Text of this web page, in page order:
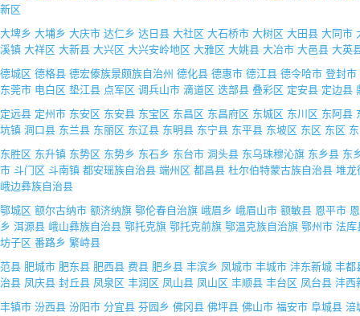
新区
大埤乡 大埔乡 大庆市 达仁乡 达日县 大社区 大石桥市 大树区 大田县 大同市
溪镇 大祥区 大新县 大兴区 大兴安岭地区 大雅区 大姚县 大冶市 大邑县 大英
德城区 德格县 德宏傣族景颇族自治州 德化县 德惠市 德江县 德令哈市 登封市
东莞市 电白区 垫江县 点军区 调兵山市 滴道区 迭部县 叠彩区 定安县 定边县
定远县 定州市 东安区 东安县 东宝区 东昌区 东昌府区 东城区 东川区 东阿县
坑镇 洞口县 东兰县 东丽区 东辽县 东明县 东宁县 东平县 东坡区 东区 东区
东胜区 东升镇 东势区 东势乡 东石乡 东台市 洞头县 东乌珠穆沁旗 东乡县 东
市 斗门区 斗南镇 都安瑶族自治县 端州区 都昌县 杜尔伯特蒙古族自治县 堆龙
峨边彝族自治县
鄂城区 额尔古纳市 额济纳旗 鄂伦春自治旗 峨眉乡 峨眉山市 额敏县 恩平市
乡 洱源县 峨山彝族自治县 鄂托克旗 鄂托克前旗 鄂温克族自治旗 鄂州市 法库
坊子区 番路乡 繁峙县
范县 肥城市 肥东县 肥西县 费县 肥乡县 丰滨乡 凤城市 丰城市 沣东新城 丰都
治县 凤庆县 封丘县 凤泉区 丰润区 凤山县 凤山区 丰顺县 丰台区 凤台县 沣西
丰镇市 汾西县 汾阳市 分宜县 芬园乡 佛冈县 佛坪县 佛山市 福安市 阜城县 涪